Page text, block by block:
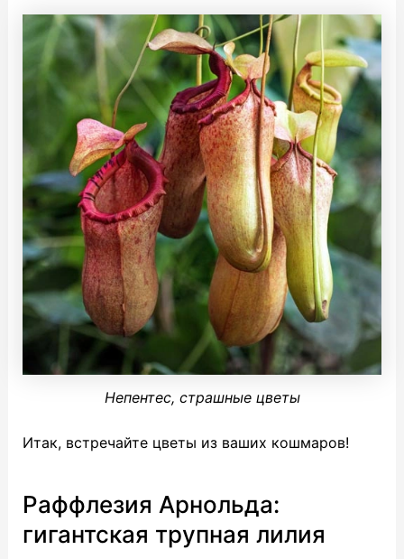
Непентес, страшные цветы
Итак, встречайте цветы из ваших кошмаров!
Раффлезия Арнольда:
гигантская трупная лилия